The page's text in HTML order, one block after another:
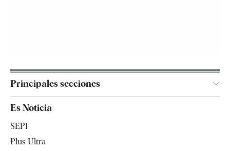
Principales secciones
Es Noticia
SEPI
Plus Ultra